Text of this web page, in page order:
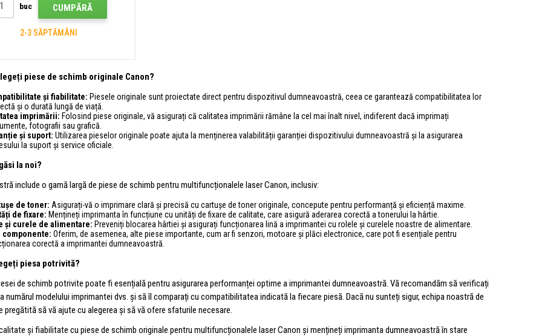
buc CUMPĂRĂ
2-3 SĂPTĂMÂNI
piese de schimb originale Canon?
și fiabilitate: Piesele originale sunt proiectate direct pentru dispozitivul dumneavoastră, ceea ce garantează compatibilitatea lor
și o durată lungă de viață.
imprimării: Folosind piese originale, vă asigurați că calitatea imprimării rămâne la cel mai înalt nivel, indiferent dacă imprimați
fotografii sau grafică.
și suport: Utilizarea pieselor originale poate ajuta la menținerea valabilității garanției dispozitivului dumneavoastră și la asigurarea
la suport și service oficiale.
la noi?
include o gamă largă de piese de schimb pentru multifuncționalele laser Canon, inclusiv:
de toner: Asigurați-vă o imprimare clară și precisă cu cartușe de toner originale, concepute pentru performanță și eficiență maxime.
de fixare: Mențineți imprimanta în funcțiune cu unități de fixare de calitate, care asigură aderarea corectă a tonerului la hârtie.
și curele de alimentare: Preveniți blocarea hârtiei și asigurați funcționarea lină a imprimantei cu rolele și curelele noastre de alimentare.
componente: Oferim, de asemenea, alte piese importante, cum ar fi senzori, motoare și plăci electronice, care pot fi esențiale pentru
corectă a imprimantei dumneavoastră.
piesa potrivită?
de schimb potrivite poate fi esențială pentru asigurarea performanței optime a imprimantei dumneavoastră. Vă recomandăm să verificați
numărul modelului imprimantei dvs. și să îl comparați cu compatibilitatea indicată la fiecare piesă. Dacă nu sunteți sigur, echipa noastră de
pregătită să vă ajute cu alegerea și să vă ofere sfaturile necesare.
și fiabilitate cu piese de schimb originale pentru multifuncționalele laser Canon și mențineți imprimanta dumneavoastră în stare